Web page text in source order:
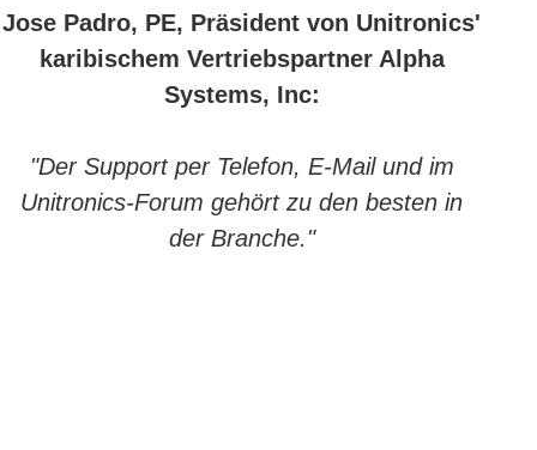
Jose Padro, PE, Präsident von Unitronics'
karibischem Vertriebspartner Alpha
Systems, Inc:
"Der Support per Telefon, E-Mail und im
Unitronics-Forum gehört zu den besten in
der Branche."